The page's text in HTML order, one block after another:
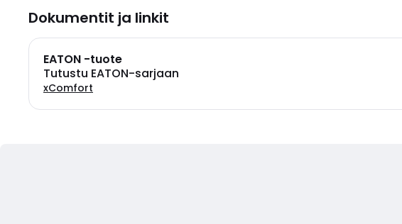
Dokumentit ja linkit
EATON -tuote
Tutustu EATON-sarjaan
xComfort